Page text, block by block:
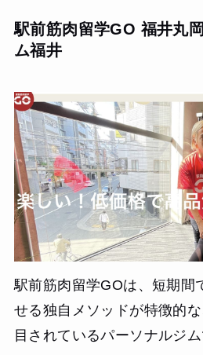
た、食事内容を意識する習慣が身
のが良い方向に変わりました。目
駅前筋肉留学GO 福井丸
ム福井
駅前筋肉留学GOは、短期間
せる独自メソッドが特徴的
目されているパーソナルジム